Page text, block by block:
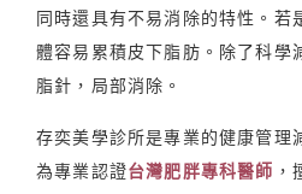
同時還具有不易消除的特性。若
體容易累積皮下脂肪。除了科學
脂針，局部消除。
存奕美學診所是專業的健康管理
為專業認證台灣肥胖專科醫師 ，